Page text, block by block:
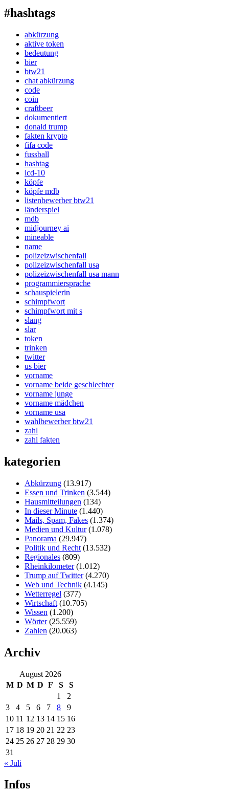
#hashtags
abkürzung
aktive token
bedeutung
bier
btw21
chat abkürzung
code
coin
craftbeer
dokumentiert
donald trump
fakten krypto
fifa code
fussball
hashtag
icd-10
köpfe
köpfe mdb
listenbewerber btw21
länderspiel
mdb
midjourney ai
mineable
name
polizeizwischenfall
polizeizwischenfall usa
polizeizwischenfall usa mann
programmiersprache
schauspielerin
schimpfwort
schimpfwort mit s
slang
slar
token
trinken
twitter
us bier
vorname
vorname beide geschlechter
vorname junge
vorname mädchen
vorname usa
wahlbewerber btw21
zahl
zahl fakten
kategorien
Abkürzung (13.917)
Essen und Trinken (3.544)
Hausmitteilungen (134)
In dieser Minute (1.440)
Mails, Spam, Fakes (1.374)
Medien und Kultur(1.078)
Panorama (29.947)
Politik und Recht (13.532)
Regionales (809)
Rheinkilometer(1.012)
Trump auf Twitter(4.270)
Web und Technik (4.145)
Wetterregel (377)
Wirtschaft (10.705)
Wissen (1.200)
Wörter(25.559)
Zahlen (20.063)
Archiv
August 2026
M D M D F S
S
1
2
3
4 5 6 7 8
9
10 11 12 13 14 15 16
17 18 19 20 21 22 23
24 25 26 27 28 29 30
31
« Juli
Infos